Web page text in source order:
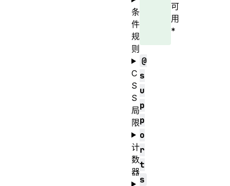
可
用
*
@
s
u
p
p
o
r
t
s
条
件
规
则
C
S
S
局
限
计
数
器